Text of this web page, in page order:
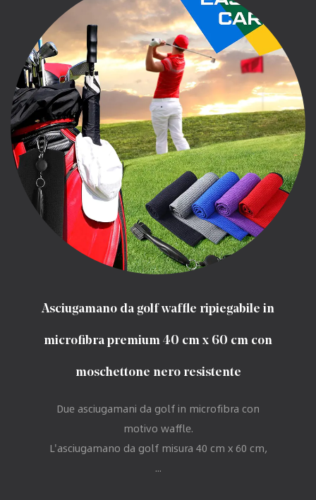
Asciugamano da golf waffle ripiegabile in
microfibra premium 40 cm x 60 cm con
moschettone nero resistente
Due asciugamani da golf in microfibra con
motivo waffle.
L'asciugamano da golf misura 40 cm x 60 cm,
...